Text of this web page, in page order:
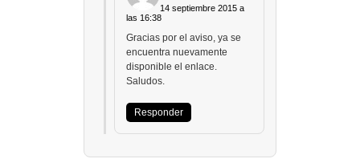
14 septiembre 2015 a
las 16:38
Gracias por el aviso, ya se
encuentra nuevamente
disponible el enlace.
Saludos.
Responder